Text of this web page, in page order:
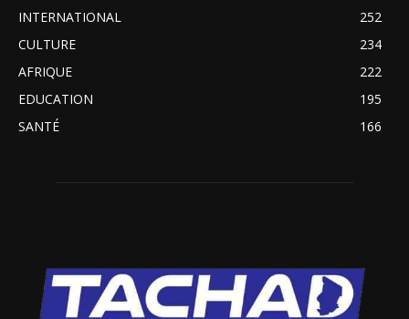
INTERNATIONAL
252
CULTURE
234
AFRIQUE
222
EDUCATION
195
SANTÉ
166